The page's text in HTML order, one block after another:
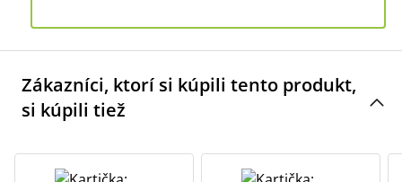
Zákazníci, ktorí si kúpili tento produkt,
si kúpili tiež